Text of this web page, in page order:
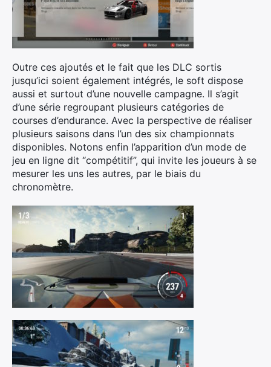
Outre ces ajoutés et le fait que les DLC sortis
jusqu’ici soient également intégrés, le soft dispose
aussi et surtout d’une nouvelle campagne. Il s’agit
d’une série regroupant plusieurs catégories de
courses d’endurance. Avec la perspective de réaliser
plusieurs saisons dans l’un des six championnats
disponibles. Notons enfin l’apparition d’un mode de
jeu en ligne dit “compétitif”, qui invite les joueurs à se
mesurer les uns les autres, par le biais du
chronomètre.